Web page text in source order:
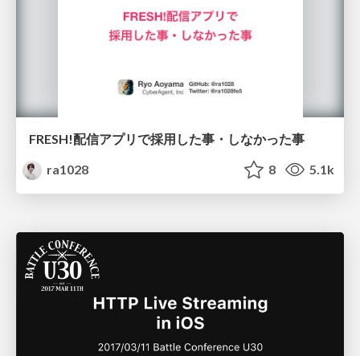
FRESH!配信アプリで採用した事・しなかった事
ra1028
8 5.1k